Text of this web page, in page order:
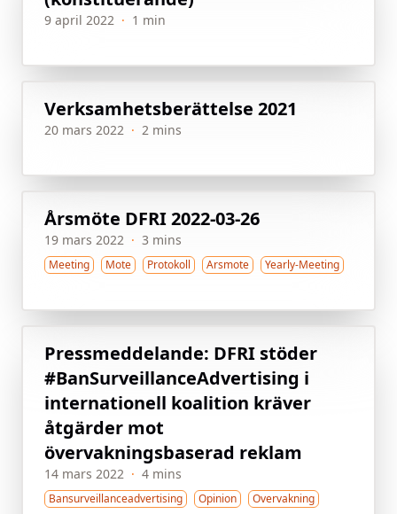
9 april 2022 · 1 min
Verksamhetsberättelse 2021
20 mars 2022 · 2 mins
Årsmöte DFRI 2022-03-26
19 mars 2022 · 3 mins
Meeting Mote Protokoll Arsmote Yearly-Meeting
Pressmeddelande: DFRI stöder
#BanSurveillanceAdvertising i
internationell koalition kräver
åtgärder mot
övervakningsbaserad reklam
14 mars 2022 · 4 mins
Bansurveillanceadvertising Opinion
Overvakning